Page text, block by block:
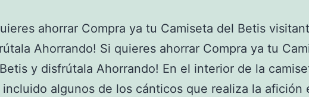
ahorrar Compra ya tu Camiseta del Betis
Ahorrando! Si quieres ahorrar Compra ya tu
y disfrútala Ahorrando! En el interior de la
incluido algunos de los cánticos que realiza la afición